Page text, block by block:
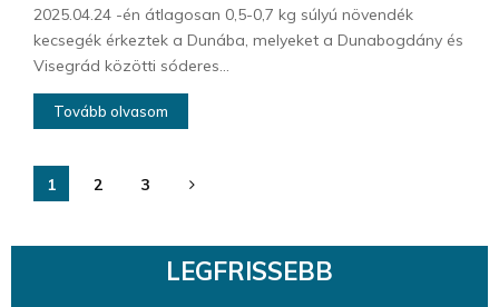
2025.04.24 -én átlagosan 0,5-0,7 kg súlyú növendék
kecsegék érkeztek a Dunába, melyeket a Dunabogdány és
Visegrád közötti sóderes...
Tovább olvasom
Bejegyzések
1 2 3
LEGFRISSEBB